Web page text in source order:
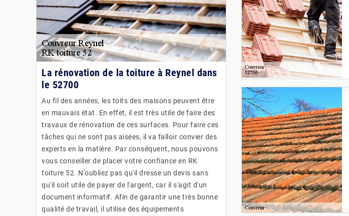
La rénovation de la toiture à Reynel dans
le 52700
Au fil des années, les toits des maisons peuvent être
en mauvais état. En effet, il est très utile de faire des
travaux de rénovation de ces surfaces. Pour faire ces
tâches qui ne sont pas aisées, il va falloir convier des
experts en la matière. Par conséquent, nous pouvons
vous conseiller de placer votre confiance en RK
toiture 52. N'oubliez pas qu'il dresse un devis sans
qu'il soit utile de payer de l'argent, car il s'agit d'un
document informatif. Afin de garantir une très bonne
qualité de travail, il utilise des équipements